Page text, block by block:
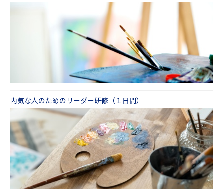
内気な人のためのリーダー研修（１日間）